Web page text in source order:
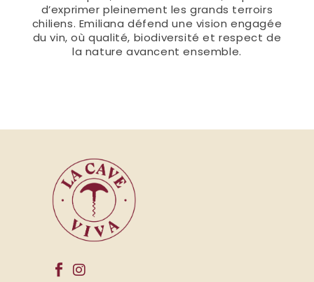
d’exprimer pleinement les grands terroirs
chiliens. Emiliana défend une vision engagée
du vin, où qualité, biodiversité et respect de
la nature avancent ensemble.